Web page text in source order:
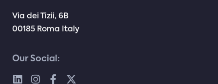
Via dei Tizii, 6B
00185 Roma Italy
Our Social: